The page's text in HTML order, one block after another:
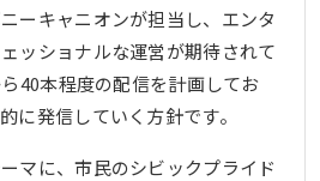
ーキャニオンが担当し、エンタ
ッショナルな運営が期待されて
40本程度の配信を計画してお
に発信していく方針です。
マに、市民のシビックプライド